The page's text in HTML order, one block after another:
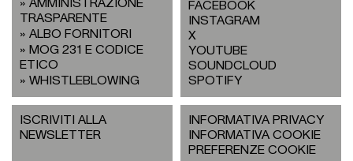
AMMINISTRAZIONE
TRASPARENTE
ALBO FORNITORI
MOG 231 E CODICE
ETICO
WHISTLEBLOWING
FACEBOOK
INSTAGRAM
X
YOUTUBE
SOUNDCLOUD
SPOTIFY
ISCRIVITI ALLA
NEWSLETTER
INFORMATIVA PRIVACY
INFORMATIVA COOKIE
PREFERENZE COOKIE